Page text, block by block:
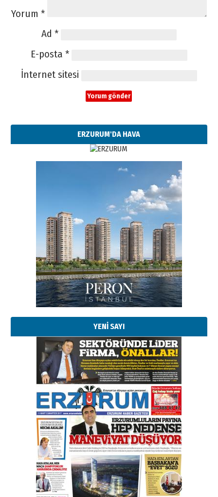
Yorum *
Ad *
E-posta *
İnternet sitesi
ERZURUM'DA HAVA
YENİ SAYI
Esat BİNDESEN
Başkan Sekmen’den Erzurum’a
bir vizyon proje daha!
02 Ağustos 2026 Pazar
Kadir SABUNCUOĞLU
Erzurumspor’un köşe taşları
29 Haziran 2026 Pazartesi